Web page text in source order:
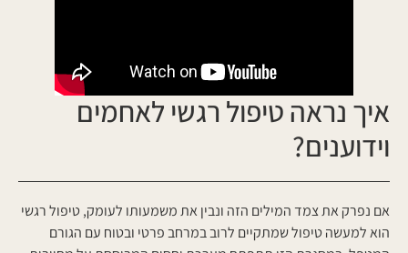
איך נראה טיפול רגשי לאחמים
וידוענים?
אם נפרק את צמד המילים הזה ונבין את משמעותו לעומק, טיפול רגשי
הוא למעשה טיפול שמתקיים לרוב במרחב פרטי ובטוח עם הגורם